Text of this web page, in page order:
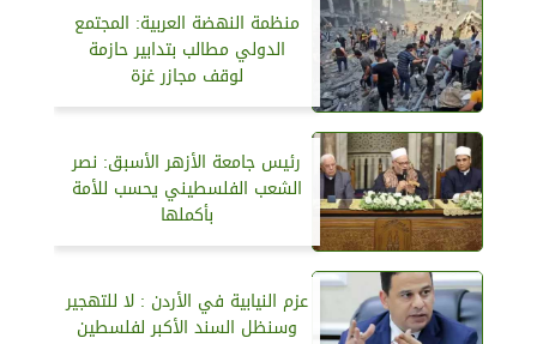
منظمة النهضة العربية: المجتمع
الدولي مطالب بتدابير حازمة
لوقف مجازر غزة
رئيس جامعة الأزهر الأسبق: نصر
الشعب الفلسطيني يحسب للأمة
بأكملها
عزم النيابية في الأردن : لا للتهجير
وسنظل السند الأكبر لفلسطين